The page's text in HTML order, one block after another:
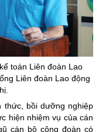
toán Liên đoàn Lao
Liên đoàn Lao động
thức, bồi dưỡng nghiệp
hiện nhiệm vụ của cán
cán bộ công đoàn có